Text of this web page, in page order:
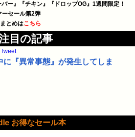
ー』『チキン』『ドロップOG』1週間限定！
ーセール第2弾
とめはこちら
目の記事
に『異常事態』が発生してしま
お得なセール本